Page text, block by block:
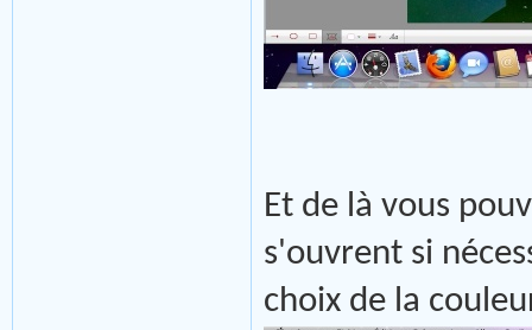
Et de là vous
s'ouvrent si
choix de la